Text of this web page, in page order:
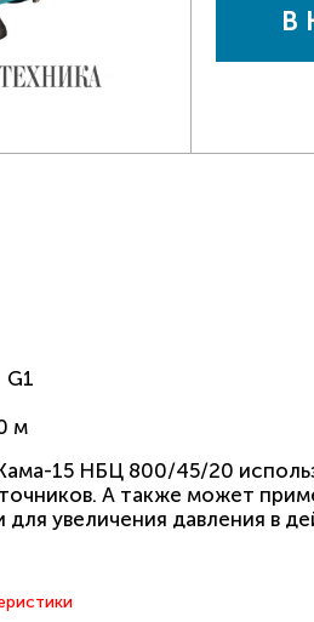
В
м
15 НБЦ 800/45/20
А также может
для увеличения давления в